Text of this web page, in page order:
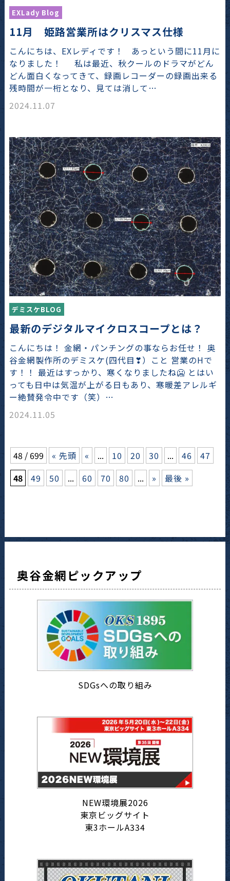
EXLady Blog
11月 姫路営業所はクリスマス仕様
こんにちは、EXレディです！ あっという間に11月に
なりました！ 私は最近、秋クールのドラマがどん
どん面白くなってきて、録画レコーダーの録画出来る
残時間が一桁となり、見ては消して…
2024.11.07
デミスケBLOG
最新のデジタルマイクロスコープとは？
こんにちは！ 金網・パンチングの事ならお任せ！ 奥
谷金網製作所のデミスケ(四代目❣）こと 営業のHで
す！！ 最近はすっかり、寒くなりましたね🥶 とはい
っても日中は気温が上がる日もあり、寒暖差アレルギ
ー絶賛発令中です（笑）…
2024.11.05
48 / 699 « 先頭 « ... 10 20 30 ... 46
47
48
49 50 ... 60 70 80 ... » 最後 »
奥谷金網ピックアップ
SDGsへの取り組み
NEW環境展2026
東京ビッグサイト
東3ホールA334